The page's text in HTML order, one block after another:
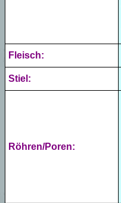
Fleisch:
Stiel:
Röhren/Poren: